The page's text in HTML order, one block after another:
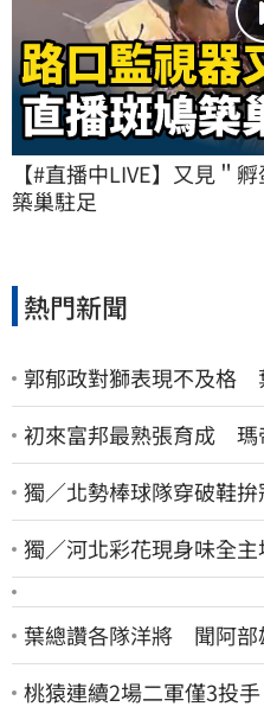
【#直播中LIVE】又見＂
築巢駐足
熱門新聞
郭郁政對獅表現不及格
初來富邦最熟張育成 瑪
獨／北勢棒球隊穿破鞋
獨／河北彩花現身味全
葉總讚各隊洋將 聞阿部
桃猿連續2場二軍僅3投